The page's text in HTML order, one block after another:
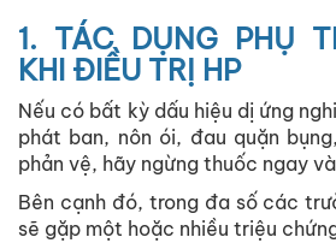
1. TÁC DỤNG PHỤ
KHI ĐIỀU TRỊ HP
Nếu có bất kỳ dấu hiệu dị ứng
phát ban, nôn ói, đau quặn
phản vệ, hãy ngừng thuốc ngay
Bên cạnh đó, trong đa số các
sẽ gặp một hoặc nhiều triệu